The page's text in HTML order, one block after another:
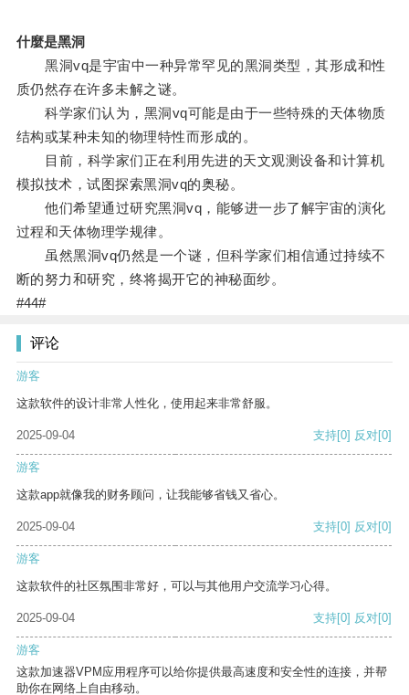
什麼是黑洞
黑洞vq是宇宙中一种异常罕见的黑洞类型，其形成和性
质仍然存在许多未解之谜。
科学家们认为，黑洞vq可能是由于一些特殊的天体物质
结构或某种未知的物理特性而形成的。
目前，科学家们正在利用先进的天文观测设备和计算机
模拟技术，试图探索黑洞vq的奥秘。
他们希望通过研究黑洞vq，能够进一步了解宇宙的演化
过程和天体物理学规律。
虽然黑洞vq仍然是一个谜，但科学家们相信通过持续不
断的努力和研究，终将揭开它的神秘面纱。
#44#
评论
游客
这款软件的设计非常人性化，使用起来非常舒服。
2025-09-04 支持[0] 反对[0]
游客
这款app就像我的财务顾问，让我能够省钱又省心。
2025-09-04 支持[0] 反对[0]
游客
这款软件的社区氛围非常好，可以与其他用户交流学习心得。
2025-09-04 支持[0] 反对[0]
游客
这款加速器VPM应用程序可以给你提供最高速度和安全性的连接，并帮
助你在网络上自由移动。